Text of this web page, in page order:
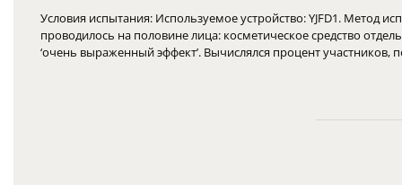
Условия испытания: Используемое устройство: YJFD1. Метод
проводилось на половине лица: косметическое средство
‘очень выраженный эффект’. Вычислялся процент